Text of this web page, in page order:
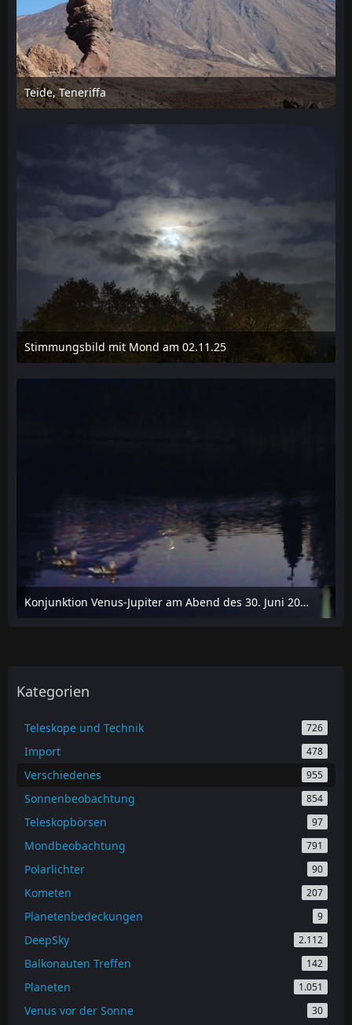
Teide, Teneriffa
20. November 2025 um 12:15
Stimmungsbild mit Mond am 02.11.25
2. November 2025 um 19:27
Konjunktion Venus-Jupiter am Abend des 30. Juni 2015 über Eichstädt/Brandenburg
Kategorien
Teleskope und Technik 726
Import 478
Verschiedenes 955
Sonnenbeobachtung 854
Teleskopbörsen 97
Mondbeobachtung 791
Polarlichter 90
Kometen 207
Planetenbedeckungen 9
DeepSky 2.112
Balkonauten Treffen 142
Planeten 1.051
Venus vor der Sonne 30